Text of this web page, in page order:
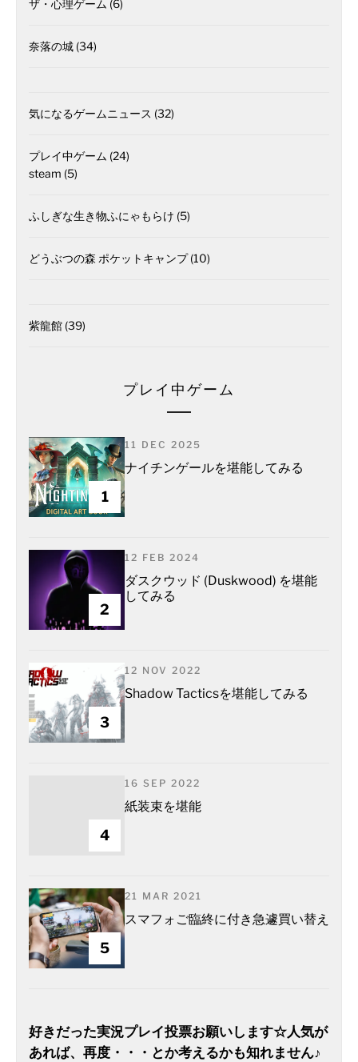
ザ・心理ゲーム (6)
奈落の城 (34)
気になるゲームニュース (32)
プレイ中ゲーム (24)
steam (5)
ふしぎな生き物ふにゃもらけ (5)
どうぶつの森 ポケットキャンプ(10)
紫龍館 (39)
プレイ中ゲーム
1
11 DEC 2025
ナイチンゲールを堪能してみる
2
12 FEB 2024
ダスクウッド (Duskwood) を堪能
してみる
3
12 NOV 2022
Shadow Tacticsを堪能してみる
4
16 SEP 2022
紙装束を堪能
5
21 MAR 2021
スマフォご臨終に付き急遽買い替え
好きだった実況プレイ投票お願いします☆人気が
あれば、再度・・・とか考えるかも知れません♪